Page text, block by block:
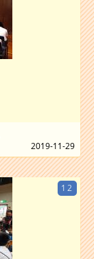
2019-11-29
12